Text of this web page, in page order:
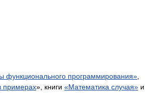
функционального программирования»
примерах», книги «Математика случая» и